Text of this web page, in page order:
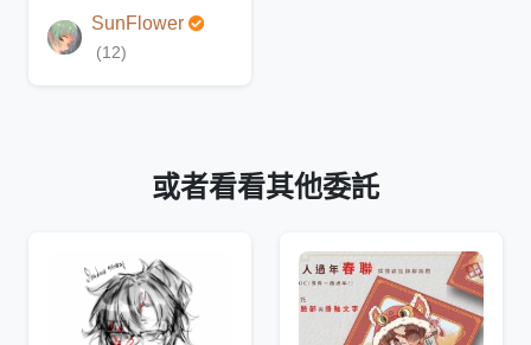
SunFlower
(12)
或者看看其他委託